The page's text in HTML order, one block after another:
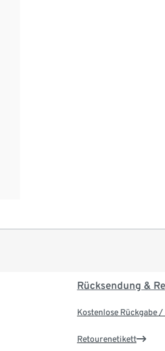
Rücksendung &
Kostenlose Rückgabe
Retourenetikett